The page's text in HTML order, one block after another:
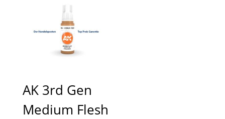
AK 3rd Gen
Medium Flesh